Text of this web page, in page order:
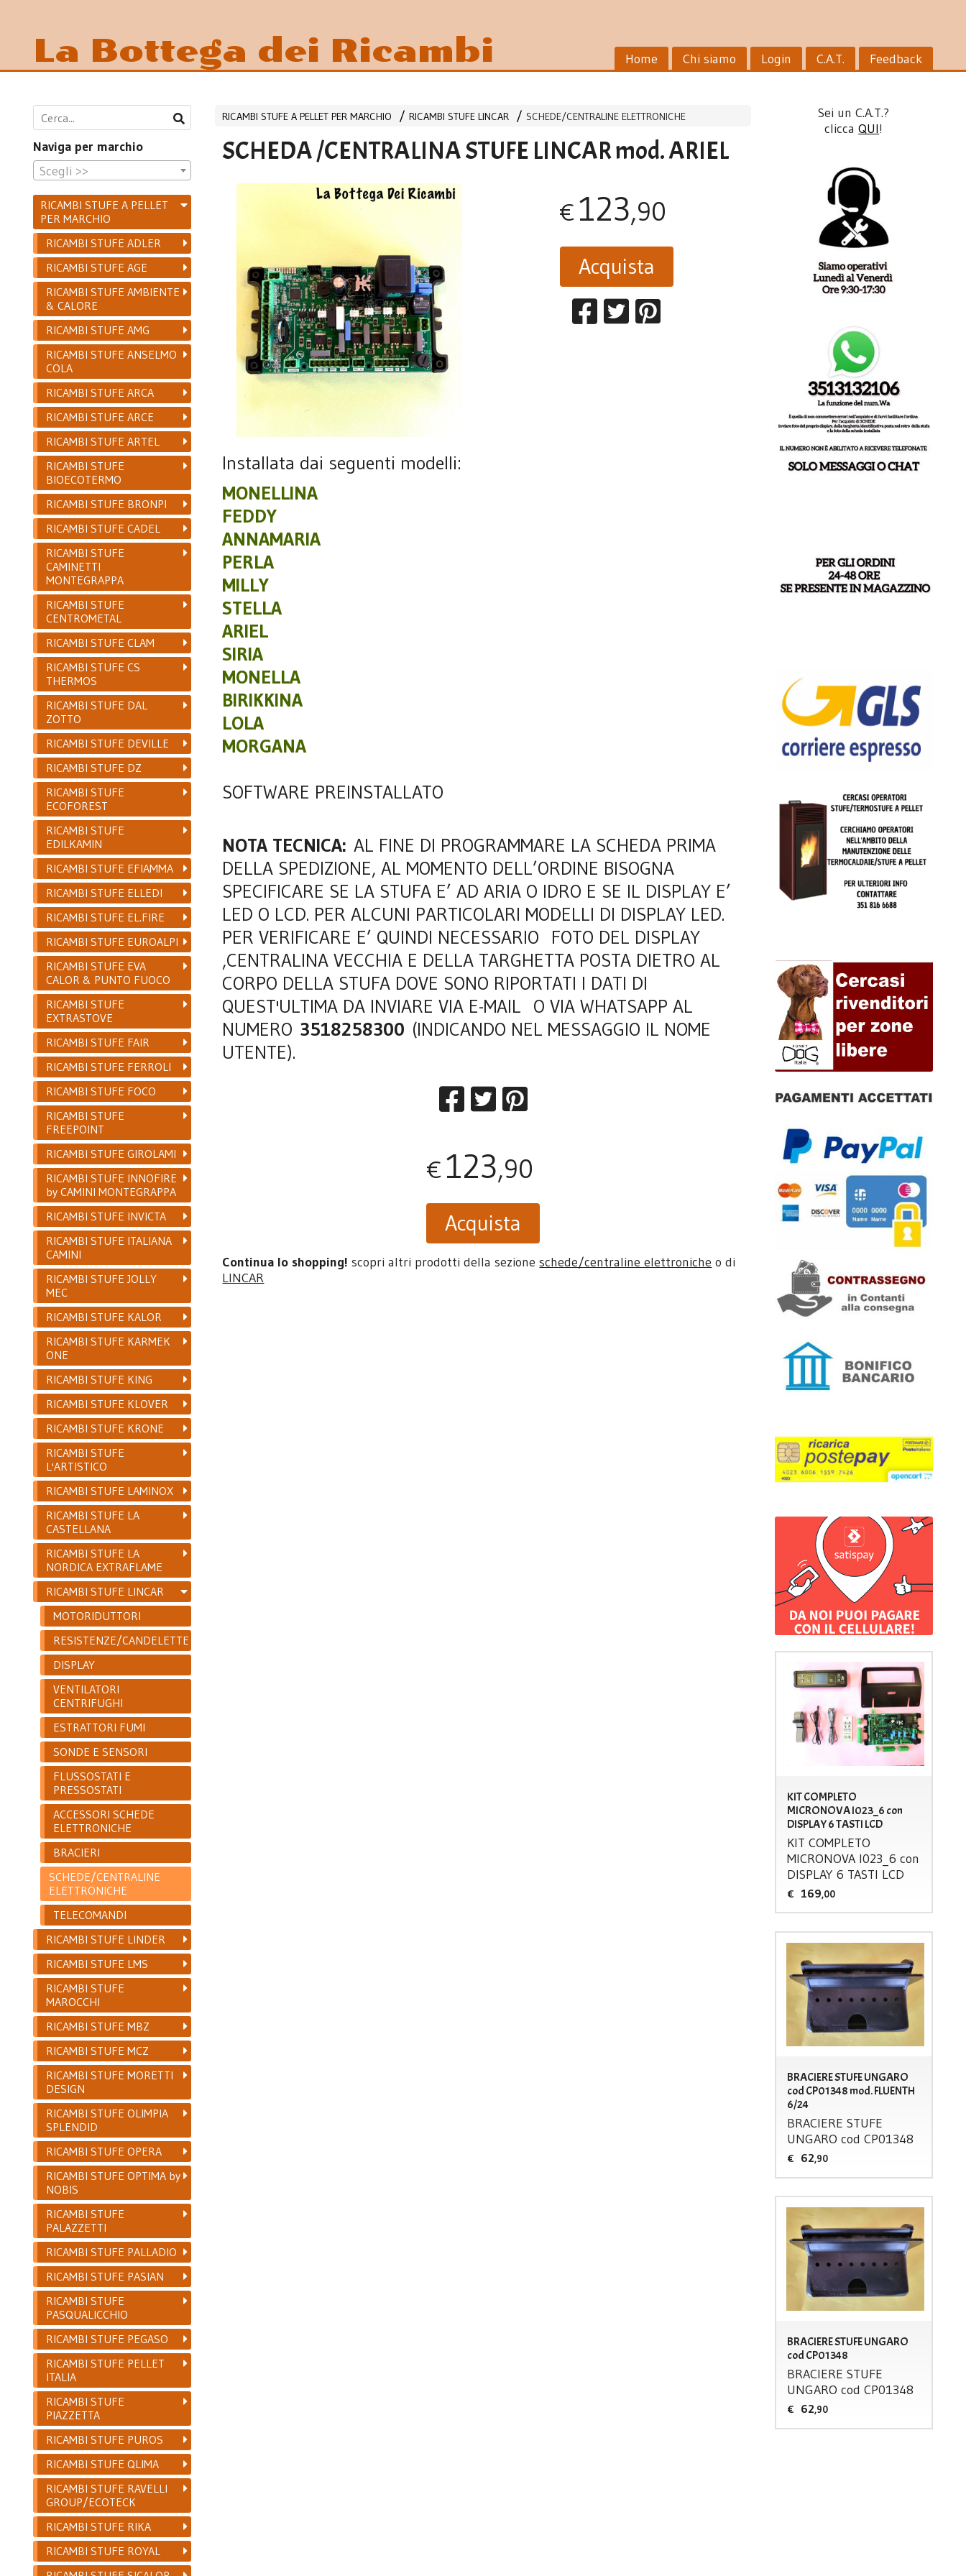
Home Chi siamo Login C.A.T. Feedback
La Bottega dei Ricambi
RICAMBI STUFE A PELLET PER MARCHIO RICAMBI STUFE LINCAR SCHEDE/CENTRALINE ELETTRONICHE
SCHEDA /CENTRALINA STUFE LINCAR mod. ARIEL
€123,90
Acquista
Installata dai seguenti modelli:
MONELLINA
FEDDY
ANNAMARIA
PERLA
MILLY
STELLA
ARIEL
SIRIA
MONELLA
BIRIKKINA
LOLA
MORGANA
SOFTWARE PREINSTALLATO
NOTA TECNICA: AL FINE DI PROGRAMMARE LA SCHEDA PRIMA
DELLA SPEDIZIONE, AL MOMENTO DELL’ORDINE BISOGNA
SPECIFICARE SE LA STUFA E’ AD ARIA O IDRO E SE IL DISPLAY E’
LED O LCD. PER ALCUNI PARTICOLARI MODELLI DI DISPLAY LED.
PER VERIFICARE E’ QUINDI NECESSARIO FOTO DEL DISPLAY
,CENTRALINA VECCHIA E DELLA TARGHETTA POSTA DIETRO AL
CORPO DELLA STUFA DOVE SONO RIPORTATI I DATI DI
QUEST'ULTIMA DA INVIARE VIA E-MAIL O VIA WHATSAPP AL
NUMERO 3518258300 (INDICANDO NEL MESSAGGIO IL NOME
UTENTE).
€123,90
Acquista
Continua lo shopping! scopri altri prodotti della sezioneschede/centraline elettroniche o di
LINCAR
Naviga per marchio
Scegli >>
RICAMBI STUFE A PELLET
PER MARCHIO
RICAMBI STUFE ADLER
RICAMBI STUFE AGE
RICAMBI STUFE AMBIENTE
& CALORE
RICAMBI STUFE AMG
RICAMBI STUFE ANSELMO
COLA
RICAMBI STUFE ARCA
RICAMBI STUFE ARCE
RICAMBI STUFE ARTEL
RICAMBI STUFE
BIOECOTERMO
RICAMBI STUFE BRONPI
RICAMBI STUFE CADEL
RICAMBI STUFE
CAMINETTI
MONTEGRAPPA
RICAMBI STUFE
CENTROMETAL
RICAMBI STUFE CLAM
RICAMBI STUFE CS
THERMOS
RICAMBI STUFE DAL
ZOTTO
RICAMBI STUFE DEVILLE
RICAMBI STUFE DZ
RICAMBI STUFE
ECOFOREST
RICAMBI STUFE
EDILKAMIN
RICAMBI STUFE EFIAMMA
RICAMBI STUFE ELLEDI
RICAMBI STUFE EL.FIRE
RICAMBI STUFE EUROALPI
RICAMBI STUFE EVA
CALOR & PUNTO FUOCO
RICAMBI STUFE
EXTRASTOVE
RICAMBI STUFE FAIR
RICAMBI STUFE FERROLI
RICAMBI STUFE FOCO
RICAMBI STUFE
FREEPOINT
RICAMBI STUFE GIROLAMI
RICAMBI STUFE INNOFIRE
by CAMINI MONTEGRAPPA
RICAMBI STUFE INVICTA
RICAMBI STUFE ITALIANA
CAMINI
RICAMBI STUFE JOLLY
MEC
RICAMBI STUFE KALOR
RICAMBI STUFE KARMEK
ONE
RICAMBI STUFE KING
RICAMBI STUFE KLOVER
RICAMBI STUFE KRONE
RICAMBI STUFE
L'ARTISTICO
RICAMBI STUFE LAMINOX
RICAMBI STUFE LA
CASTELLANA
RICAMBI STUFE LA
NORDICA EXTRAFLAME
RICAMBI STUFE LINCAR
MOTORIDUTTORI
RESISTENZE/CANDELETTE
DISPLAY
VENTILATORI
CENTRIFUGHI
ESTRATTORI FUMI
SONDE E SENSORI
FLUSSOSTATI E
PRESSOSTATI
ACCESSORI SCHEDE
ELETTRONICHE
BRACIERI
SCHEDE/CENTRALINE
ELETTRONICHE
TELECOMANDI
RICAMBI STUFE LINDER
RICAMBI STUFE LMS
RICAMBI STUFE
MAROCCHI
RICAMBI STUFE MBZ
RICAMBI STUFE MCZ
RICAMBI STUFE MORETTI
DESIGN
RICAMBI STUFE OLIMPIA
SPLENDID
RICAMBI STUFE OPERA
RICAMBI STUFE OPTIMA by
NOBIS
RICAMBI STUFE
PALAZZETTI
RICAMBI STUFE PALLADIO
RICAMBI STUFE PASIAN
RICAMBI STUFE
PASQUALICCHIO
RICAMBI STUFE PEGASO
RICAMBI STUFE PELLET
ITALIA
RICAMBI STUFE
PIAZZETTA
RICAMBI STUFE PUROS
RICAMBI STUFE QLIMA
RICAMBI STUFE RAVELLI
GROUP/ECOTECK
RICAMBI STUFE RIKA
RICAMBI STUFE ROYAL
Sei un C.A.T.?
cliccaQUI!
KIT COMPLETO
MICRONOVA I023_6 con
DISPLAY 6 TASTI LCD
KIT COMPLETO
MICRONOVA I023_6 con
DISPLAY 6 TASTI LCD
€ 169,00
BRACIERE STUFE UNGARO
cod CP01348 mod. FLUENTH
6/24
BRACIERE STUFE
UNGARO cod CP01348
€ 62,90
BRACIERE STUFE UNGARO
cod CP01348
BRACIERE STUFE
UNGARO cod CP01348
€ 62,90